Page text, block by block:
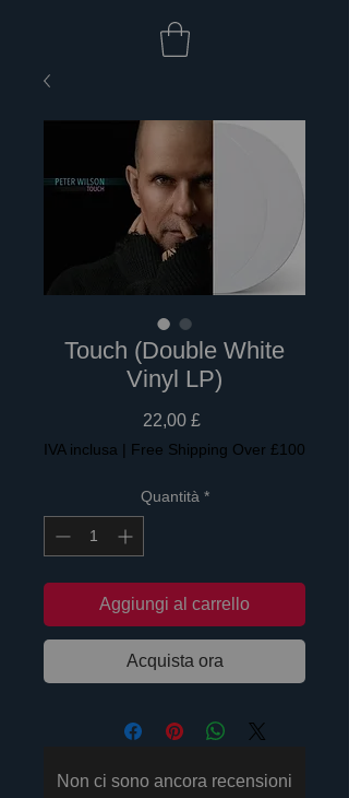
Touch (Double White
Vinyl LP)
22,00 £Prezzo
IVA inclusa | Free Shipping Over £100
Quantità *
Aggiungi al carrello
Acquista ora
Non ci sono ancora recensioni